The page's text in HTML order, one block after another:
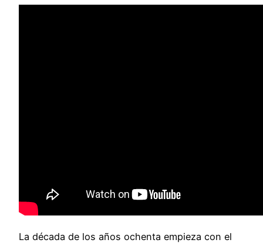
La década de los años ochenta empieza con el